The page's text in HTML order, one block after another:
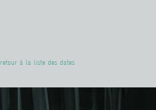
retour à la liste des dates